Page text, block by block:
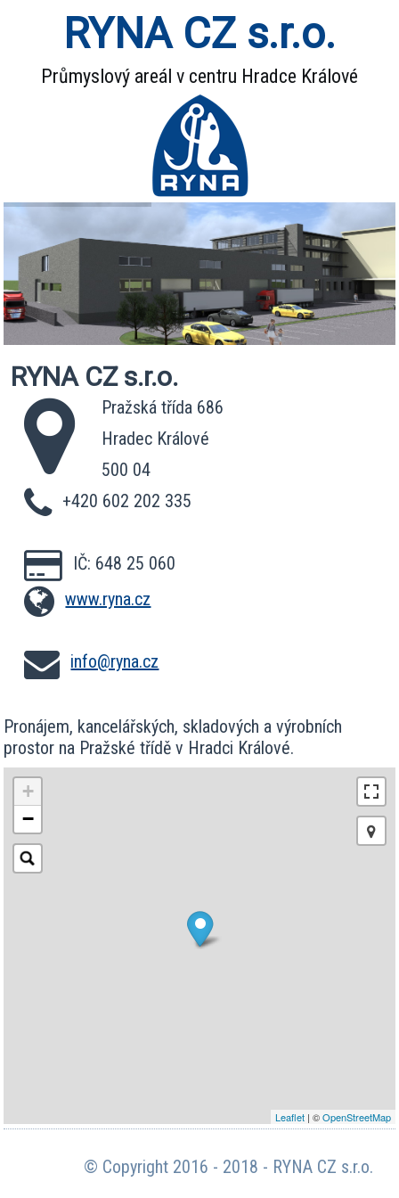
RYNA CZ s.r.o.
Průmyslový areál v centru Hradce Králové
RYNA CZ s.r.o.
Pražská třída 686
Hradec Králové
500 04
+420 602 202 335
IČ: 648 25 060
www.ryna.cz
info@ryna.cz
Pronájem, kancelářských, skladových a výrobních
prostor na Pražské třídě v Hradci Králové.
+
−
Leaflet| ©OpenStreetMap
© Copyright 2016 - 2018 - RYNA CZ s.r.o.